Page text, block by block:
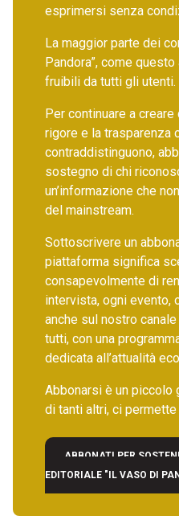
esprimersi senza
La maggior parte dei
Pandora”, come
fruibili da tutti gli utenti.
Per continuare a
rigore e la trasparenza
contraddistinguono,
sostegno di chi
un’informazione che
del mainstream.
Sottoscrivere un
piattaforma significa
consapevolmente di
intervista, ogni evento,
anche sul nostro
tutti, con una
dedicata all’attualità
Abbonarsi è un piccolo
di tanti altri, ci
ABBONATI PER
EDITORIALE "IL VASO DI